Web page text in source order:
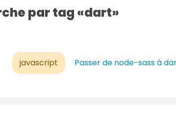
par tag dart
javascript Passer de node-sass à